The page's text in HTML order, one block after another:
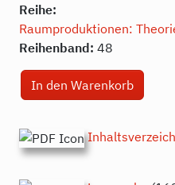
Reihe:
Raumproduktionen:
Reihenband: 48